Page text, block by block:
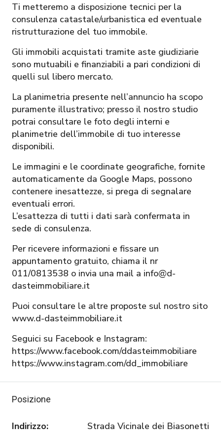
Ti metteremo a disposizione tecnici per la
consulenza catastale/urbanistica ed eventuale
ristrutturazione del tuo immobile.
Gli immobili acquistati tramite aste giudiziarie
sono mutuabili e finanziabili a pari condizioni di
quelli sul libero mercato.
La planimetria presente nell’annuncio ha scopo
puramente illustrativo; presso il nostro studio
potrai consultare le foto degli interni e
planimetrie dell’immobile di tuo interesse
disponibili.
Le immagini e le coordinate geografiche, fornite
automaticamente da Google Maps, possono
contenere inesattezze, si prega di segnalare
eventuali errori.
L’esattezza di tutti i dati sarà confermata in
sede di consulenza.
Per ricevere informazioni e fissare un
appuntamento gratuito, chiama il nr
011/0813538 o invia una mail a info@d-
dasteimmobiliare.it
Puoi consultare le altre proposte sul nostro sito
www.d-dasteimmobiliare.it
Seguici su Facebook e Instagram:
https://www.facebook.com/ddasteimmobiliare
https://www.instagram.com/dd_immobiliare
Posizione
Indirizzo: Strada Vicinale dei Biasonetti